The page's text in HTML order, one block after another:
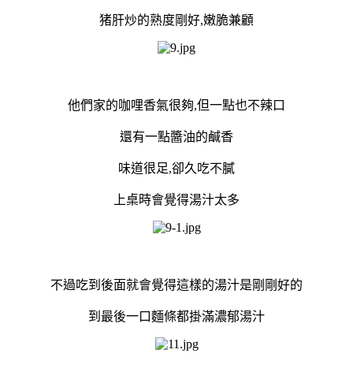
猪肝炒的熟度剛好,嫩脆兼顧
他們家的咖哩香氣很夠,但一點也不辣口
還有一點醬油的鹹香
味道很足,卻久吃不膩
上桌時會覺得湯汁太多
不過吃到後面就會覺得這樣的湯汁是剛剛好的
到最後一口麵條都掛滿濃郁湯汁